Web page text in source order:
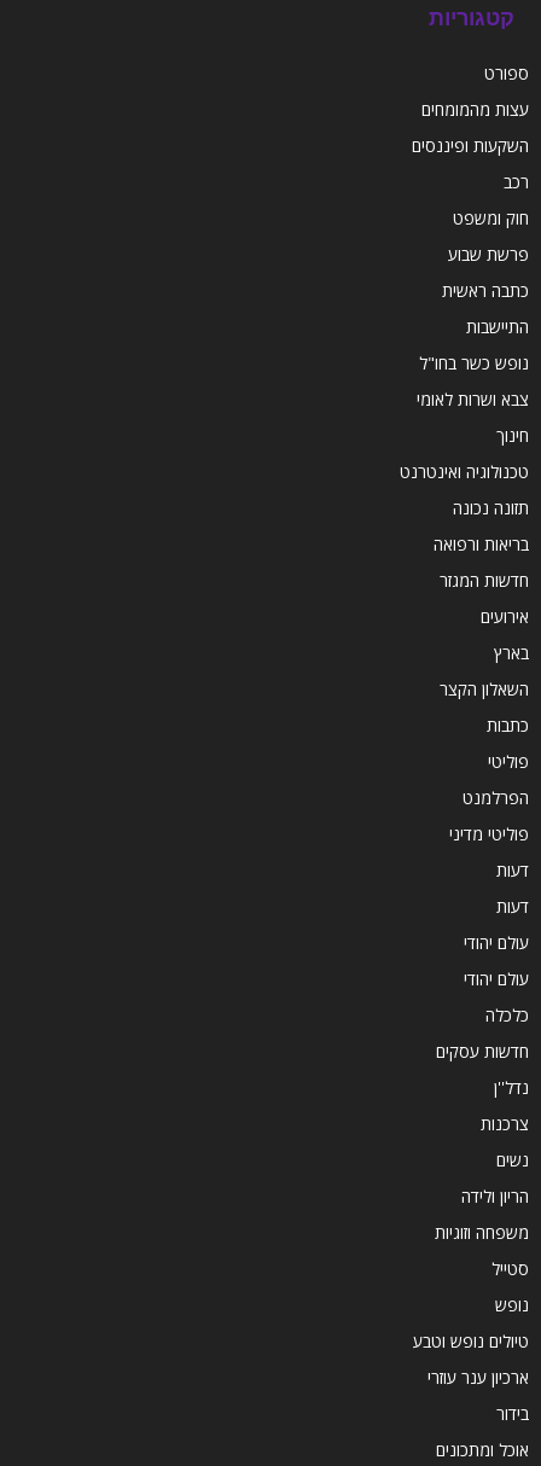
קטגוריות
ספורט
עצות מהמומחים
השקעות ופיננסים
רכב
חוק ומשפט
פרשת שבוע
כתבה ראשית
התיישבות
נופש כשר בחו"ל
צבא ושרות לאומי
חינוך
טכנולוגיה ואינטרנט
תזונה נכונה
בריאות ורפואה
חדשות המגזר
אירועים
בארץ
השאלון הקצר
כתבות
פוליטי
הפרלמנט
פוליטי מדיני
דעות
דעות
עולם יהודי
עולם יהודי
כלכלה
חדשות עסקים
נדל''ן
צרכנות
נשים
הריון ולידה
משפחה וזוגיות
סטייל
נופש
טיולים נופש וטבע
ארכיון ענר עוזרי
בידור
אוכל ומתכונים